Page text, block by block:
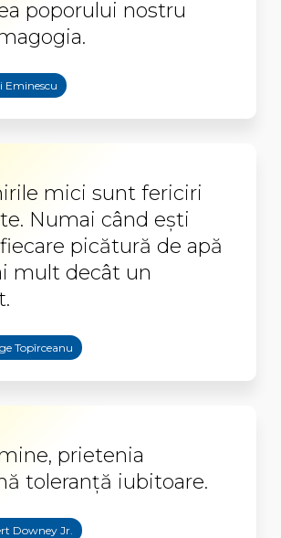
poporului nostru
Eminescu
mici sunt fericiri
Numai când eşti
picătură de apă
mult decât un
Topîrceanu
prietenia
toleranţă iubitoare.
Downey Jr.